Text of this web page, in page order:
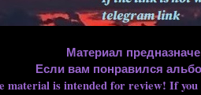
Материал
Если вам понравился
material is intended for review! If